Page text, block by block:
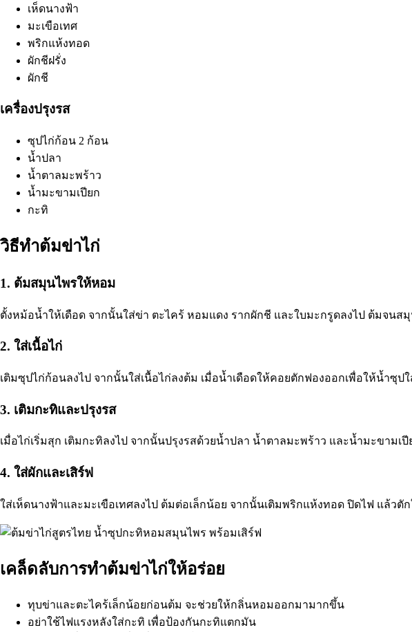
เห็ดนางฟ้า
มะเขือเทศ
พริกแห้งทอด
ผักชีฝรั่ง
ผักชี
เครื่องปรุงรส
ซุปไก่ก้อน 2 ก้อน
น้ำปลา
น้ำตาลมะพร้าว
น้ำมะขามเปียก
กะทิ
วิธีทำต้มข่าไก่
1. ต้มสมุนไพรให้หอม
ตั้งหม้อน้ำให้เดือด จากนั้นใส่ข่า ตะไคร้ หอมแดง รากผักชี และใบมะกรูดลงไป ต้มจนส
2. ใส่เนื้อไก่
เติมซุปไก่ก้อนลงไป จากนั้นใส่เนื้อไก่ลงต้ม เมื่อน้ำเดือดให้คอยตักฟองออกเพื่อให้น้ำซุป
3. เติมกะทิและปรุงรส
เมื่อไก่เริ่มสุก เติมกะทิลงไป จากนั้นปรุงรสด้วยน้ำปลา น้ำตาลมะพร้าว และน้ำมะขามเ
4. ใส่ผักและเสิร์ฟ
ใส่เห็ดนางฟ้าและมะเขือเทศลงไป ต้มต่อเล็กน้อย จากนั้นเติมพริกแห้งทอด ปิดไฟ แล้ว
เคล็ดลับการทำต้มข่าไก่ให้อร่อย
ทุบข่าและตะไคร้เล็กน้อยก่อนต้ม จะช่วยให้กลิ่นหอมออกมามากขึ้น
อย่าใช้ไฟแรงหลังใส่กะทิ เพื่อป้องกันกะทิแตกมัน